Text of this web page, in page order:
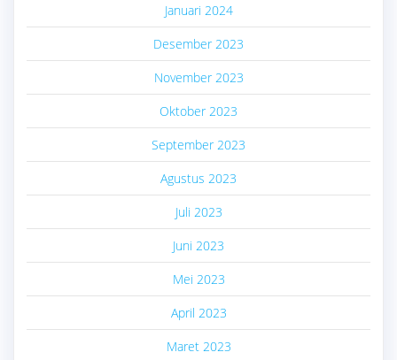
Januari 2024
Desember 2023
November 2023
Oktober 2023
September 2023
Agustus 2023
Juli 2023
Juni 2023
Mei 2023
April 2023
Maret 2023